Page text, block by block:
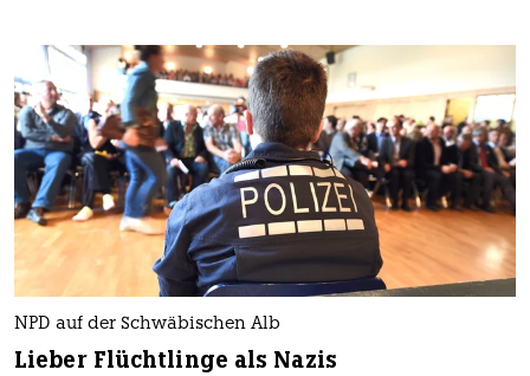
NPD auf der Schwäbischen Alb
Lieber Flüchtlinge als Nazis